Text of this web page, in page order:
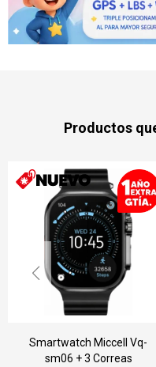
Productos
Anillo Inteligente Ledstar
Sr01-b11 Talle 11